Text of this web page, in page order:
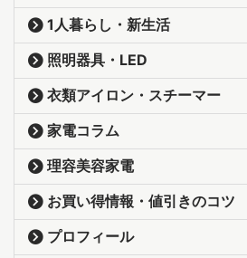
1人暮らし・新生活
照明器具・LED
衣類アイロン・スチーマー
家電コラム
理容美容家電
お買い得情報・値引きのコツ
プロフィール